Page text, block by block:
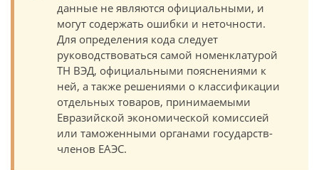
данные не являются официальными, и
могут содержать ошибки и неточности.
Для определения кода следует
руководствоваться самой номенклатурой
ТН ВЭД, официальными пояснениями к
ней, а также решениями о классификации
отдельных товаров, принимаемыми
Евразийской экономической комиссией
или таможенными органами государств-
членов ЕАЭС.